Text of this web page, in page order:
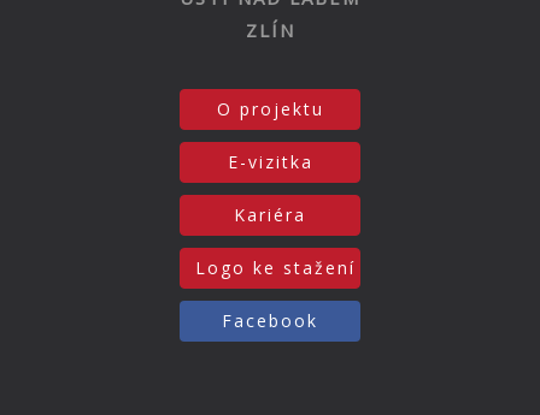
ZLÍN
O projektu
E-vizitka
Kariéra
Logo ke stažení
Facebook